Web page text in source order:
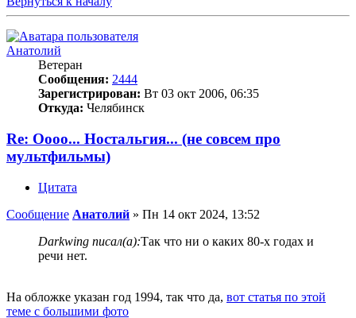
Анатолий
Ветеран
Сообщения: 2444
Зарегистрирован: Вт 03 окт 2006, 06:35
Откуда: Челябинск
Re: Оооо... Ностальгия... (не совсем про
мультфильмы)
Цитата
Сообщение Анатолий » Пн 14 окт 2024, 13:52
Darkwing писал(а):Так что ни о каких 80-х годах и
речи нет.
На обложке указан год 1994, так что да, вот статья по этой
теме с большими фото